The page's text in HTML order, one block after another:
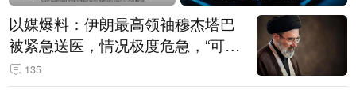
以媒爆料：伊朗最高领袖穆杰塔巴
被紧急送医，情况极度危急，“可能
随时会死去”
135